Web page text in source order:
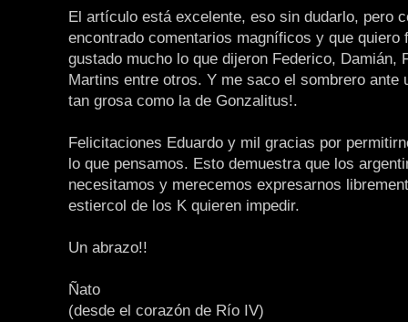
El artículo está excelente, eso sin dudarlo, pero
encontrado comentarios magníficos y que quiero
gustado mucho lo que dijeron Federico, Damián,
Martins entre otros. Y me saco el sombrero ante
tan grosa como la de Gonzalitus!.
Felicitaciones Eduardo y mil gracias por
lo que pensamos. Esto demuestra que los
necesitamos y merecemos expresarnos
estiercol de los K quieren impedir.
Un abrazo!!
Ñato
(desde el corazón de Río IV)